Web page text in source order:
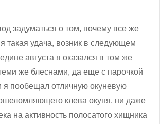
задуматься о том, почему все же
такая удача, возник в следующем
августа я оказался в том же
же блеснами, да еще с парочкой
я пообещал отличную окуневую
клева окуня, ни даже
на активность полосатого хищника